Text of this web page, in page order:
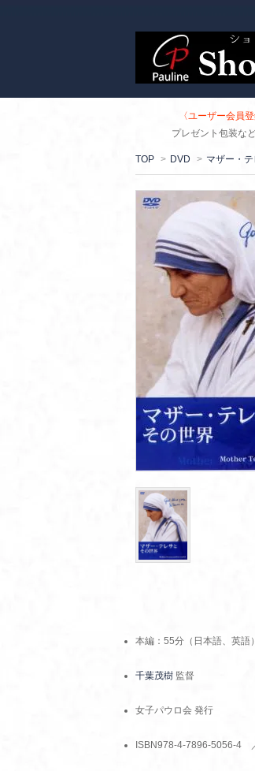
〈ユーザー会員
プレゼント包装な
TOP > DVD > マザー・
本編：55分（日本語、英
千葉茂樹 監督
女子パウロ会 発行
ISBN978-4-7896-5056-4